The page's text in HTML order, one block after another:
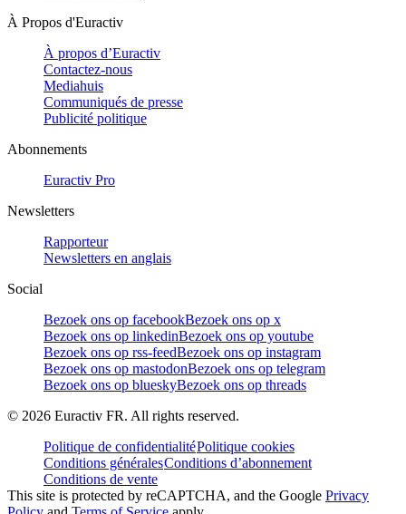
À Propos d'Euractiv
À propos d’Euractiv
Contactez-nous
Mediahuis
Communiqués de presse
Publicité politique
Abonnements
Euractiv Pro
Newsletters
Rapporteur
Newsletters en anglais
Social
Bezoek ons op facebookBezoek ons op x
Bezoek ons op linkedinBezoek ons op youtube
Bezoek ons op rss-feedBezoek ons op instagram
Bezoek ons op mastodonBezoek ons op telegram
Bezoek ons op blueskyBezoek ons op threads
© 2026 Euractiv FR. All rights reserved.
Politique de confidentialitéPolitique cookies
Conditions généralesConditions d’abonnement
Conditions de vente
This site is protected by reCAPTCHA, and the Google Privacy